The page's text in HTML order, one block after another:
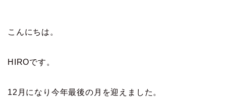
こんにちは。
HIROです。
12月になり今年最後の月を迎えました。